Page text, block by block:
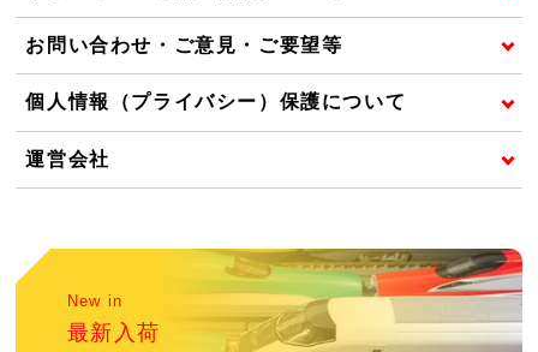
お問い合わせ・ご意見・ご要望等
個人情報（プライバシー）保護について
運営会社
New in
最新入荷